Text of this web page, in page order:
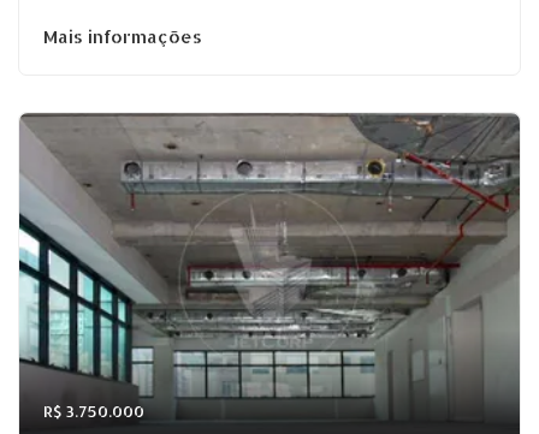
Mais informações
R$ 3.750.000